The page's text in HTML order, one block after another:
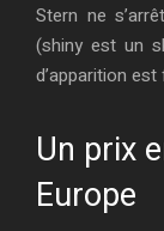
Stern ne
(shiny est un
d’apparition est
Un prix
Europe